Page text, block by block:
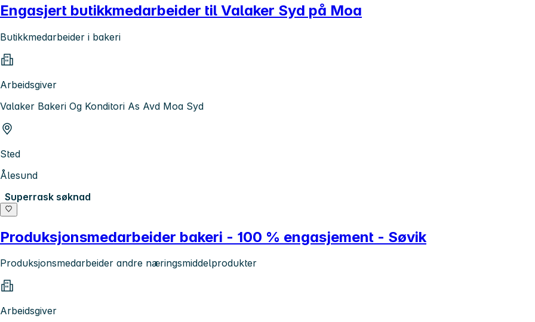
Engasjert butikkmedarbeider til Valaker Syd på Moa
Butikkmedarbeider i bakeri
Arbeidsgiver
Valaker Bakeri Og Konditori As Avd Moa Syd
Sted
Ålesund
Superrask søknad
Produksjonsmedarbeider bakeri - 100 % engasjement - Søvik
Produksjonsmedarbeider andre næringsmiddelprodukter
Arbeidsgiver